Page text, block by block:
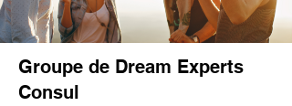
Groupe de Dream Experts
Consul